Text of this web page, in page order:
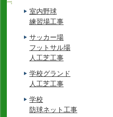
室内野球
練習場工事
サッカー場
フットサル場
人工芝工事
学校グランド
人工芝工事
学校
防球ネット工事